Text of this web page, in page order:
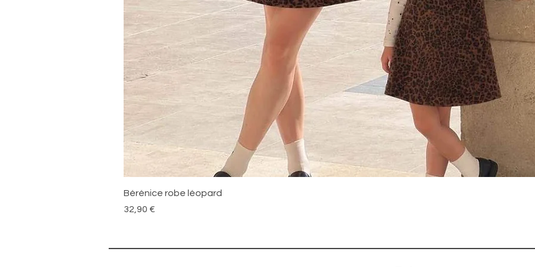
Bérénice robe léopard
Prix
32,90 €